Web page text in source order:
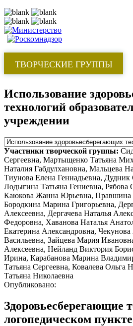
ТВОРЧЕСКИЕ ГРУППЫ
Использование
технологий
учреждении
Участники творческой группы:
Сергеевна, Мартыщенко Татьяна
Наталия Габдулхановна, Мальцева
Тиунова Елена Геннадьевна,
Лодыгина Татьяна Гениевна, Рябова
Каюкова Жанна Юрьевна, Правшина
Бородкина Марина Григорьевна,
Алексеевна, Дергачева Наталья
Федоровна, Хаванова Наталья
Екатерина Александровна,
Васильевна, Зайцева Мария
Алексеевна, Нейланд Виктория
Ирина, Карабанова Марина
Татьяна Сергеевна, Ковалева Ольга
Татьяна Николаевна
Опубликовано:
Здоровьесберегающие
логопедическом